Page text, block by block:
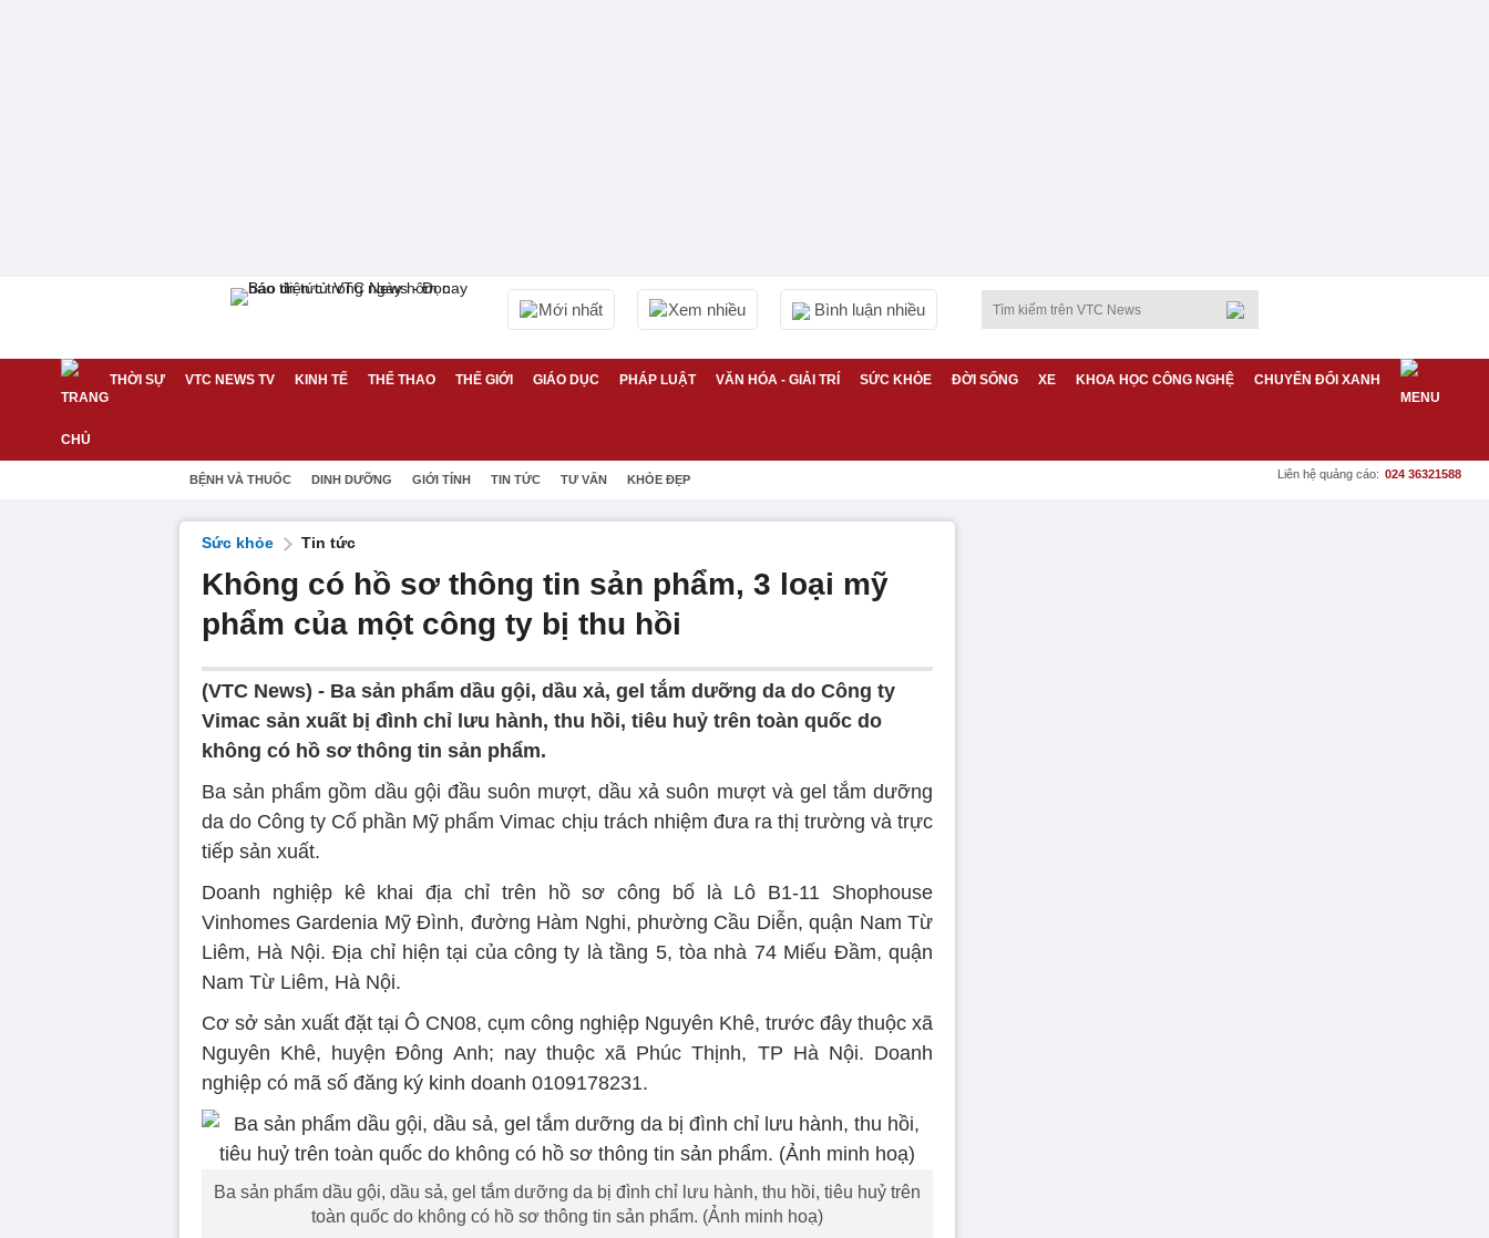
Mới nhất Xem nhiều Bình luận nhiều
THỜI SỰ VTC NEWS TV KINH TẾ THỂ THAO THẾ GIỚI GIÁO DỤC PHÁP LUẬT VĂN HÓA - GIẢI TRÍ SỨC KHỎE ĐỜI SỐNG XE KHOA HỌC CÔNG NGHỆ CHUYỂN ĐỔI XANH
BỆNH VÀ THUỐC DINH DƯỠNG GIỚI TÍNH TIN TỨC TƯ VẤN KHỎE ĐẸP Liên hệ quảng cáo: 024 36321588
Sức khỏe Tin tức
Không có hồ sơ thông tin sản phẩm, 3 loại mỹ
phẩm của một công ty bị thu hồi
(VTC News) - Ba sản phẩm dầu gội, dầu xả, gel tắm dưỡng da do Công ty
Vimac sản xuất bị đình chỉ lưu hành, thu hồi, tiêu huỷ trên toàn quốc do
không có hồ sơ thông tin sản phẩm.
Ba sản phẩm gồm dầu gội đầu suôn mượt, dầu xả suôn mượt và gel tắm dưỡng
da do Công ty Cổ phần Mỹ phẩm Vimac chịu trách nhiệm đưa ra thị trường và trực
tiếp sản xuất.
Doanh nghiệp kê khai địa chỉ trên hồ sơ công bố là Lô B1-11 Shophouse
Vinhomes Gardenia Mỹ Đình, đường Hàm Nghi, phường Cầu Diễn, quận Nam Từ
Liêm, Hà Nội. Địa chỉ hiện tại của công ty là tầng 5, tòa nhà 74 Miếu Đầm, quận
Nam Từ Liêm, Hà Nội.
Cơ sở sản xuất đặt tại Ô CN08, cụm công nghiệp Nguyên Khê, trước đây thuộc xã
Nguyên Khê, huyện Đông Anh; nay thuộc xã Phúc Thịnh, TP Hà Nội. Doanh
nghiệp có mã số đăng ký kinh doanh 0109178231.
Ba sản phẩm dầu gội, dầu sả, gel tắm dưỡng da bị đình chỉ lưu hành, thu hồi, tiêu huỷ trên
toàn quốc do không có hồ sơ thông tin sản phẩm. (Ảnh minh hoạ)